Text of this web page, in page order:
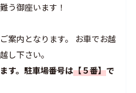
う御座います！
案内となります。 お車でお越
し下さい。
す。駐車場番号は【５番】で